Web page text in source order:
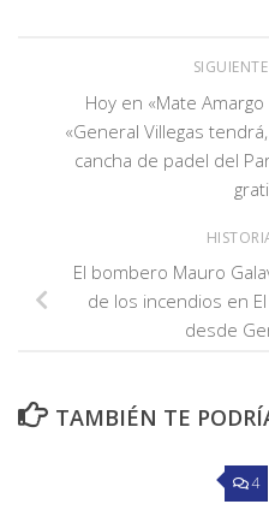
Hoy en «Mate
«General Villegas
cancha de padel del
El bombero Mauro
de los incendios en
desde
TAMBIÉN TE
4